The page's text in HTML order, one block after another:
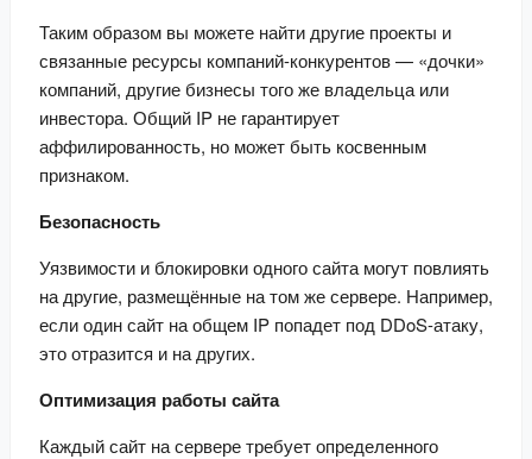
Таким образом вы можете найти другие проекты и
связанные ресурсы компаний-конкурентов — «дочки»
компаний, другие бизнесы того же владельца или
инвестора. Общий IP не гарантирует
аффилированность, но может быть косвенным
признаком.
Безопасность
Уязвимости и блокировки одного сайта могут повлиять
на другие, размещённые на том же сервере. Например,
если один сайт на общем IP попадет под DDoS-атаку,
это отразится и на других.
Оптимизация работы сайта
Каждый сайт на сервере требует определенного